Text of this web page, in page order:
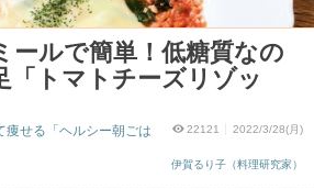
ールで簡単！低糖質なの
「トマトチーズリゾッ
22121 2022/3/28(月)
伊賀るり子（料理研究家）
痩せる「ヘルシー朝ごは